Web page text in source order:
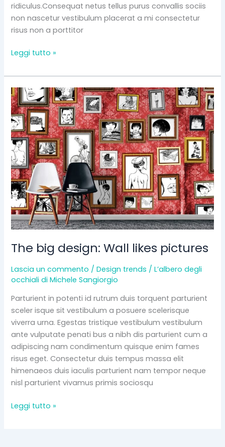
ridiculus.Consequat netus tellus purus convallis sociis
non nascetur vestibulum placerat a mi consectetur
risus non a porttitor
Leggi tutto »
The big design: Wall likes pictures
Lascia un commento /Design trends /L’albero degli
occhiali di Michele Sangiorgio
Parturient in potenti id rutrum duis torquent parturient
sceler isque sit vestibulum a posuere scelerisque
viverra urna. Egestas tristique vestibulum vestibulum
ante vulputate penati bus a nibh dis parturient cum a
adipiscing nam condimentum quisque enim fames
risus eget. Consectetur duis tempus massa elit
himenaeos duis iaculis parturient nam tempor neque
nisl parturient vivamus primis sociosqu
The
big
design:
Wall
likes
pictures
Leggi tutto »